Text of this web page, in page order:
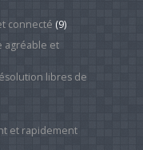
connecté (9)
agréable et
libres de
et rapidement